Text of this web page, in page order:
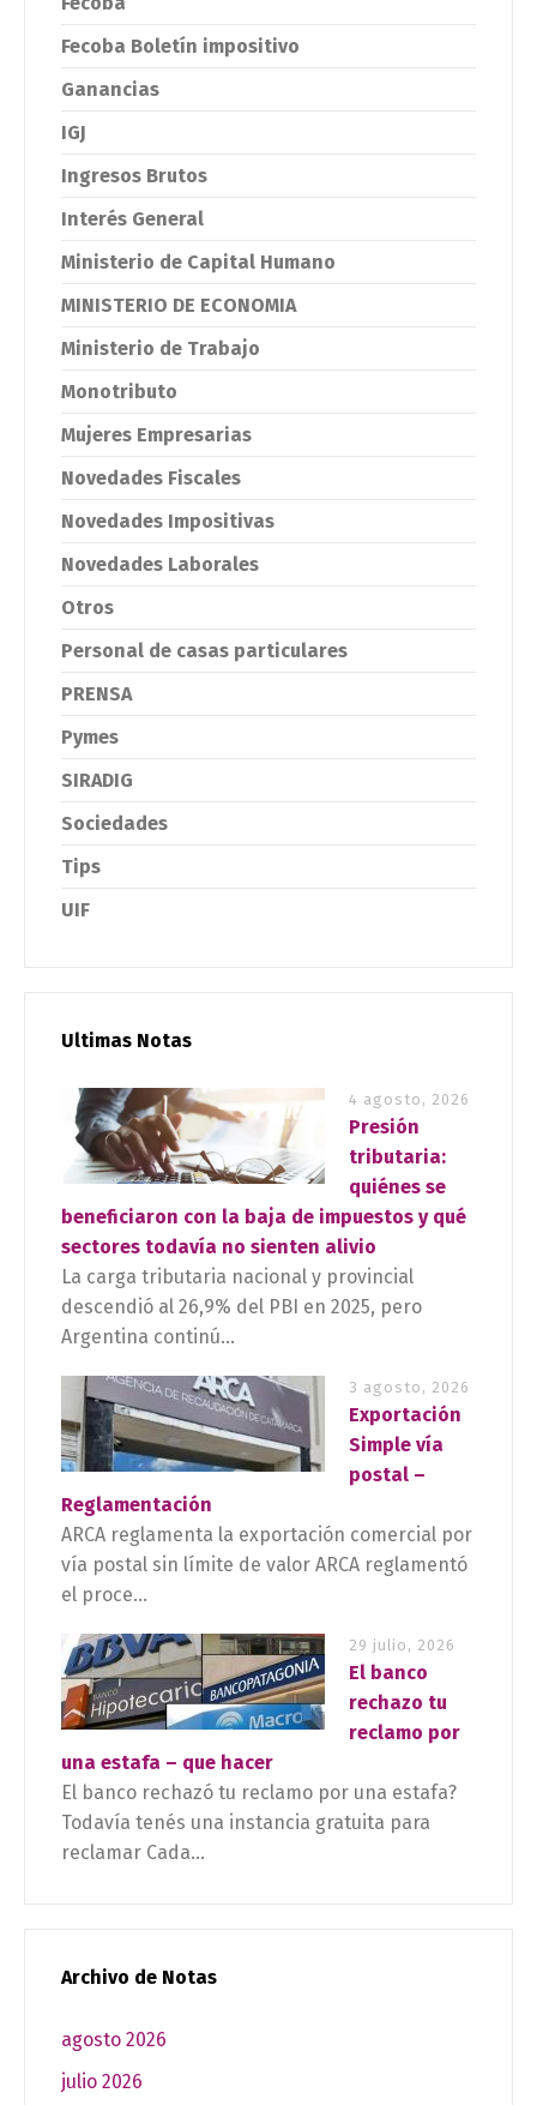
Fecoba Boletín impositivo
Ganancias
IGJ
Ingresos Brutos
Interés General
Ministerio de Capital Humano
MINISTERIO DE ECONOMIA
Ministerio de Trabajo
Monotributo
Mujeres Empresarias
Novedades Fiscales
Novedades Impositivas
Novedades Laborales
Otros
Personal de casas particulares
PRENSA
Pymes
SIRADIG
Sociedades
Tips
UIF
Ultimas Notas
4 agosto, 2026
Presión
tributaria:
quiénes se
beneficiaron con la baja de impuestos y qué
sectores todavía no sienten alivio
La carga tributaria nacional y provincial
descendió al 26,9% del PBI en 2025, pero
Argentina continú...
3 agosto, 2026
Exportación
Simple vía
postal –
Reglamentación
ARCA reglamenta la exportación comercial por
vía postal sin límite de valor ARCA reglamentó
el proce...
29 julio, 2026
El banco
rechazo tu
reclamo por
una estafa – que hacer
El banco rechazó tu reclamo por una estafa?
Todavía tenés una instancia gratuita para
reclamar Cada...
Archivo de Notas
agosto 2026
julio 2026